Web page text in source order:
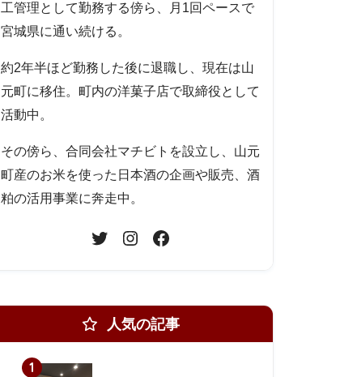
工管理として勤務する傍ら、月1回ペースで
宮城県に通い続ける。
約2年半ほど勤務した後に退職し、現在は山
元町に移住。町内の洋菓子店で取締役として
活動中。
その傍ら、合同会社マチビトを設立し、山元
町産のお米を使った日本酒の企画や販売、酒
粕の活用事業に奔走中。
人気の記事
1